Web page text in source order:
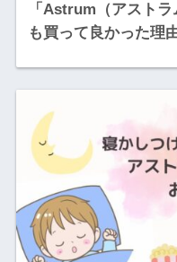
「Astrum（アスト
も買って良かった理